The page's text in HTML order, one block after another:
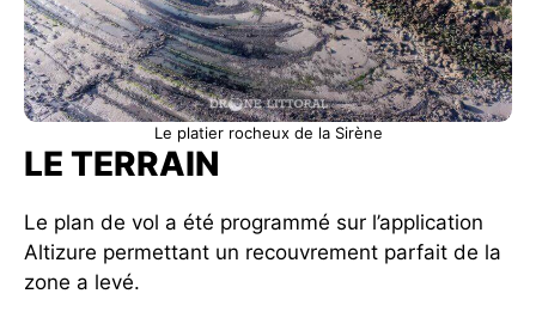
Le platier rocheux de la Sirène
LE TERRAIN
Le plan de vol a été programmé sur l’application
Altizure permettant un recouvrement parfait de la
zone a levé.